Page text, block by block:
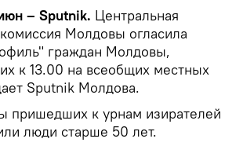
– Sputnik. Центральная
Молдовы огласила
граждан Молдовы,
к 13.00 на всеобщих местных
Sputnik Молдова.
пришедших к урнам изирателей
люди старше 50 лет.